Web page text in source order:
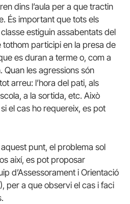
dins l’aula per a que tractin
És important que tots els
estiguin assabentats del
tothom participi en la presa de
es duran a terme o, com a
Quan les agressions són
arreu: l’hora del pati, als
a la sortida, etc. Això
el cas ho requereix, es pot
punt, el problema sol
així, es pot proposar
d’Assessorament i Orientació
per a que observi el cas i faci